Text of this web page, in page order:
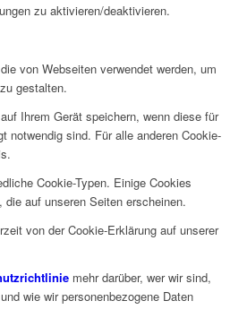
zu aktivieren/deaktivieren.
von Webseiten verwendet werden, um
gestalten.
Ihrem Gerät speichern, wenn diese für
notwendig sind. Für alle anderen Cookie-
Cookie-Typen. Einige Cookies
auf unseren Seiten erscheinen.
von der Cookie-Erklärung auf unserer
mehr darüber, wer wir sind,
wie wir personenbezogene Daten